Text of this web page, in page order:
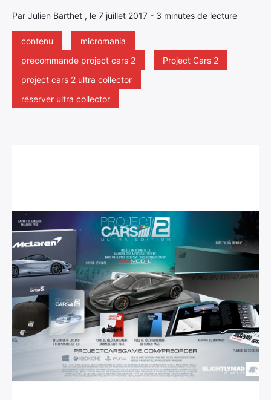
Par Julien Barthet , le 7 juillet 2017 - 3 minutes de lecture
contenu
micromania
precommande project cars 2
Project Cars 2
project cars 2 ultra collector
réserver ultra collector